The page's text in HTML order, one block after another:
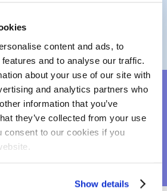
content and ads, to
and to analyse our traffic.
about your use of our site with
and analytics partners who
information that you’ve
they’ve collected from your use
consent to our cookies if you
Show details
POUR
EN